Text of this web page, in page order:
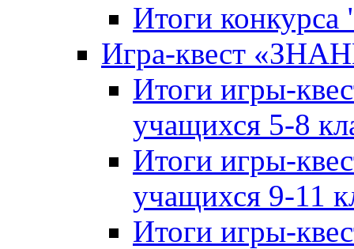
Итоги
Игра-квест
Итоги игры-
учащихся 5-8
Итоги игры-
учащихся 9-11
Итоги игры-